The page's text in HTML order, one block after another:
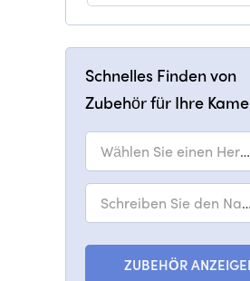
Schnelles Finden von
Zubehör für Ihre
Wählen Sie einen Hersteller
Schreiben Sie den Namen des Modells
ZUBEHÖR